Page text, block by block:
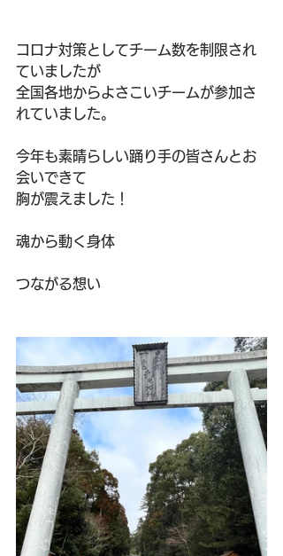
コロナ対策としてチーム数を制限され
ていましたが
全国各地からよさこいチームが参加さ
れていました。
今年も素晴らしい踊り手の皆さんとお
会いできて
胸が震えました！
魂から動く身体
つながる想い